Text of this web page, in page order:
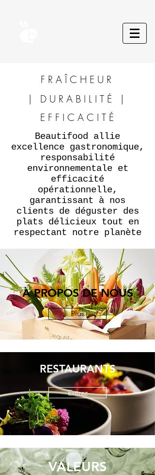
FRAÎCHEUR
| DURABILITÉ |
EFFICACITÉ
Beautifood allie
excellence gastronomique,
responsabilité
environnementale et
efficacité
opérationnelle,
garantissant à nos
clients de déguster des
plats délicieux tout en
respectant notre planète
À PROPOS DE NOUS
Plus
RESTAURANTS
Entrez
VALEURS